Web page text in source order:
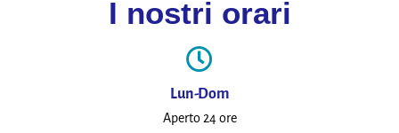
I nostri orari
Lun-Dom
Aperto 24 ore